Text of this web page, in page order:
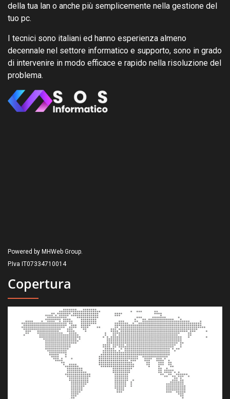
della tua lan o anche più semplicemente nella gestione del
tuo pc.
I tecnici sono italiani ed hanno esperienza almeno
decennale nel settore informatico e supporto, sono in grado
di intervenire in modo efficace e rapido nella risoluzione del
problema.
Powered by MHWeb Group.
P.Iva IT07334710014
Copertura